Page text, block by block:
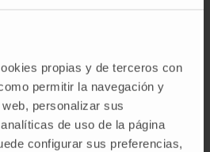
propias y de terceros con
permitir la navegación y
personalizar sus
de uso de la página
configurar sus preferencias,
y rigurosamente
que investigadores
y responsables de
en el sector
en una misma sala
vez tienen la